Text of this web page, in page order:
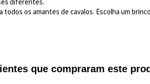
os amantes de cavalos. Escolha um
que compraram este